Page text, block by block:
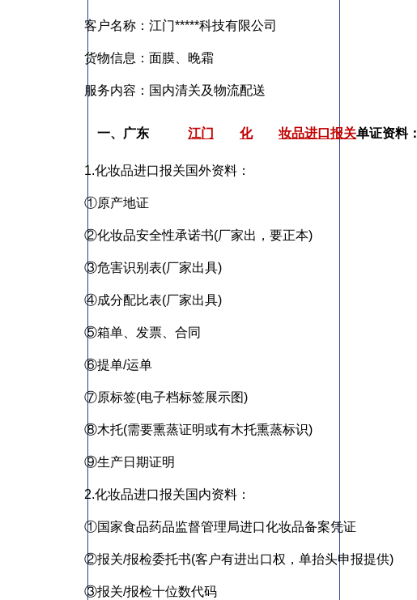
客户名称：江门*****科技有限公司
货物信息：面膜、晚霜
服务内容：国内清关及物流配送
一、广东 江门 化 妆品进口报关单证资料：
1.化妆品进口报关国外资料：
①原产地证
②化妆品安全性承诺书(厂家出，要正本)
③危害识别表(厂家出具)
④成分配比表(厂家出具)
⑤箱单、发票、合同
⑥提单/运单
⑦原标签(电子档标签展示图)
⑧木托(需要熏蒸证明或有木托熏蒸标识)
⑨生产日期证明
2.化妆品进口报关国内资料：
①国家食品药品监督管理局进口化妆品备案凭证
②报关/报检委托书(客户有进出口权，单抬头申报提供)
③报关/报检十位数代码